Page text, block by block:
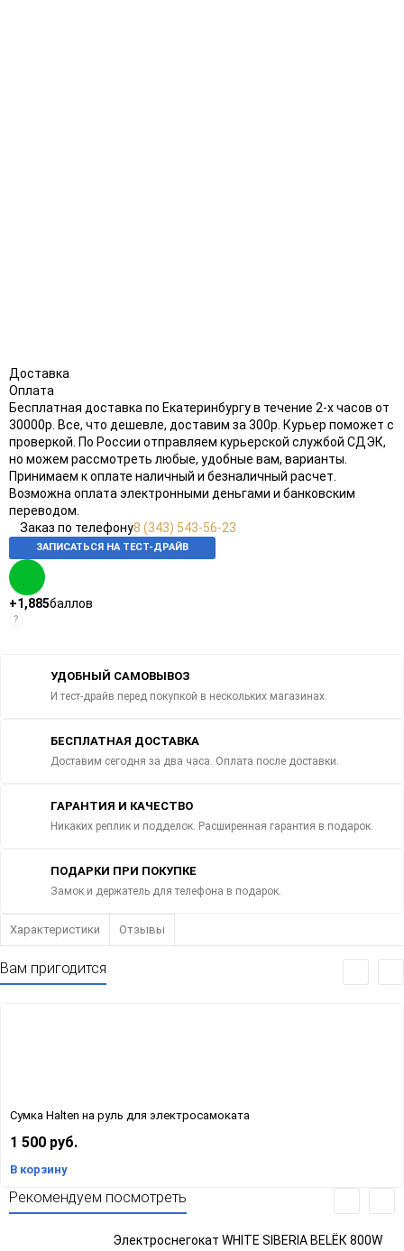
Доставка
Оплата
Бесплатная доставка по Екатеринбургу в течение 2-х часов от
30000р. Все, что дешевле, доставим за 300р. Курьер поможет с
проверкой. По России отправляем курьерской службой СДЭК,
но можем рассмотреть любые, удобные вам, варианты.
Принимаем к оплате наличный и безналичный расчет.
Возможна оплата электронными деньгами и банковским
переводом.
Заказ по телефону8 (343) 543-56-23
ЗАПИСАТЬСЯ НА ТЕСТ-ДРАЙВ
+1,885баллов
?
УДОБНЫЙ САМОВЫВОЗ
И тест-драйв перед покупкой в нескольких магазинах.
БЕСПЛАТНАЯ ДОСТАВКА
Доставим сегодня за два часа. Оплата после доставки.
ГАРАНТИЯ И КАЧЕСТВО
Никаких реплик и подделок. Расширенная гарантия в подарок.
ПОДАРКИ ПРИ ПОКУПКЕ
Замок и держатель для телефона в подарок.
Характеристики Отзывы
Вам пригодится
Сумка Halten на руль для электросамоката
1 500 руб.
В корзину
Рекомендуем посмотреть
Электроснегокат WHITE SIBERIA BELЁК 800W